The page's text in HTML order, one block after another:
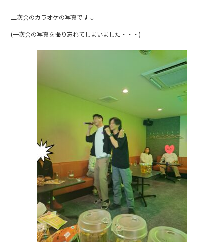
二次会のカラオケの写真です↓
(一次会の写真を撮り忘れてしまいました・・・)